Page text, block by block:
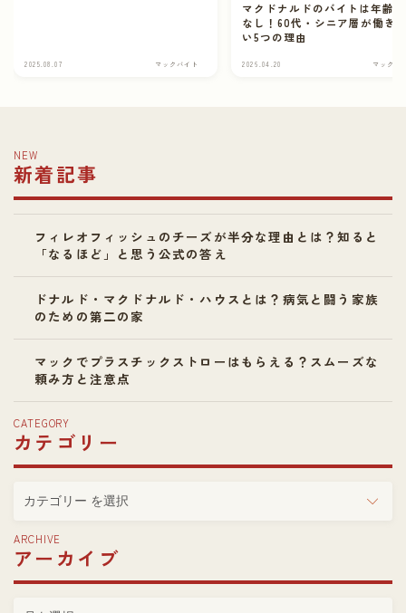
2025.08.07 マックバイト
マクドナルドのバイトは年齢
なし！60代・シニア層が働き
い5つの理由
2026.04.20 マックバ
NEW
新着記事
フィレオフィッシュのチーズが半分な理由とは？知ると
「なるほど」と思う公式の答え
ドナルド・マクドナルド・ハウスとは？病気と闘う家族
のための第二の家
マックでプラスチックストローはもらえる？スムーズな
頼み方と注意点
CATEGORY
カテゴリー
テ
ゴ
リ
ー
ARCHIVE
アーカイブ
ア